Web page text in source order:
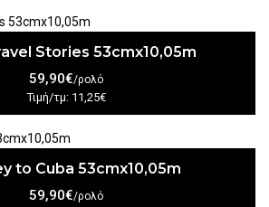
Stories 53cmx10,05m
59,90€/ρολό
Τιμή/τμ: 11,25€
to Cuba 53cmx10,05m
59,90€/ρολό